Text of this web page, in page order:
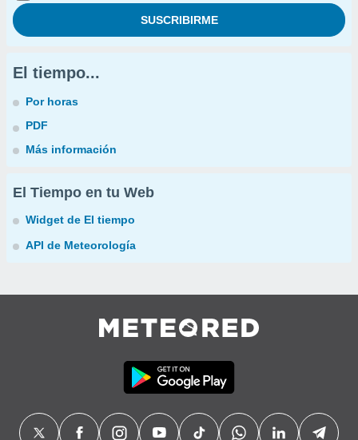
El tiempo...
Por horas
PDF
Más información
El Tiempo en tu Web
Widget de El tiempo
API de Meteorología